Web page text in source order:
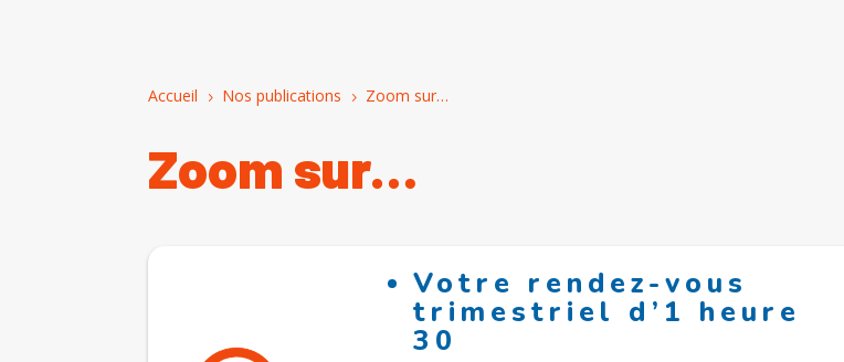
Accueil 5 Nos publications 5 Zoom sur…
Zoom sur…
Votre rendez-vous
trimestriel d’1 heure
30